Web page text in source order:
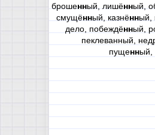
брошенный, лишённый,
смущённый, казнённый,
дело, побеждённый,
пеклеванный,
пущенный,